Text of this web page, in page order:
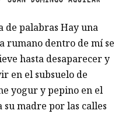
de palabras Hay una
rumano dentro de mí se
hasta desaparecer y
en el subsuelo de
yogur y pepino en el
su madre por las calles